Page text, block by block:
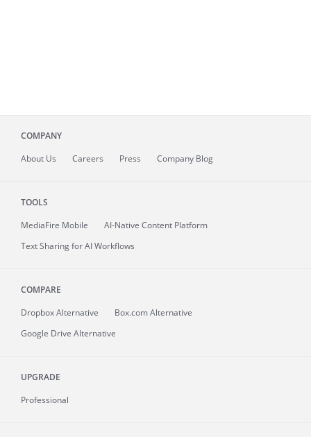
COMPANY
About Us Careers Press Company Blog
TOOLS
MediaFire Mobile
AI-Native Content Platform
Text Sharing for AI Workflows
COMPARE
Dropbox Alternative
Box.com Alternative
Google Drive Alternative
UPGRADE
Professional